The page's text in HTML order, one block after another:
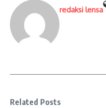
redaksi lensa
Related Posts